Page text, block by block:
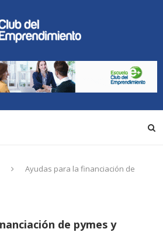
Ayudas para la financiación de
de pymes y